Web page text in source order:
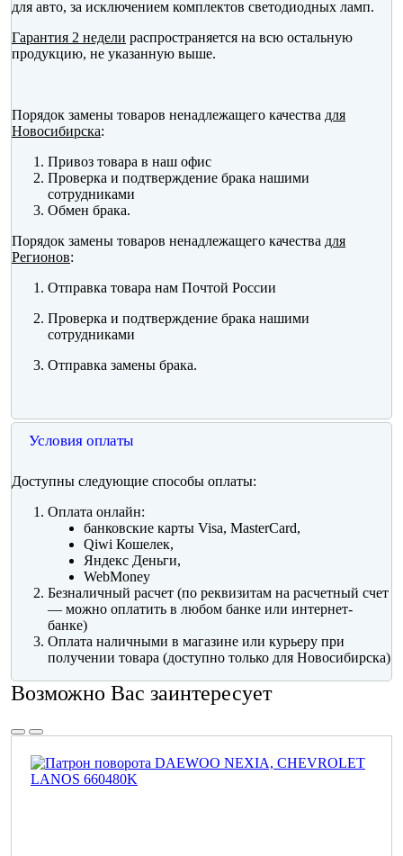
для авто, за исключением комплектов светодиодных ламп.
Гарантия 2 недели распространяется на всю остальную
продукцию, не указанную выше.
Порядок замены товаров ненадлежащего качества для
Новосибирска:
Привоз товара в наш офис
Проверка и подтверждение брака нашими
сотрудниками
Обмен брака.
Порядок замены товаров ненадлежащего качества для
Регионов:
Отправка товара нам Почтой России
Проверка и подтверждение брака нашими
сотрудниками
Отправка замены брака.
Условия оплаты
Доступны следующие способы оплаты:
Оплата онлайн:
банковские карты Visa, MasterCard,
Qiwi Кошелек,
Яндекс Деньги,
WebMoney
Безналичный расчет (по реквизитам на расчетный счет
— можно оплатить в любом банке или интернет-
банке)
Оплата наличными в магазине или курьеру при
получении товара (доступно только для Новосибирска)
Возможно Вас заинтересует